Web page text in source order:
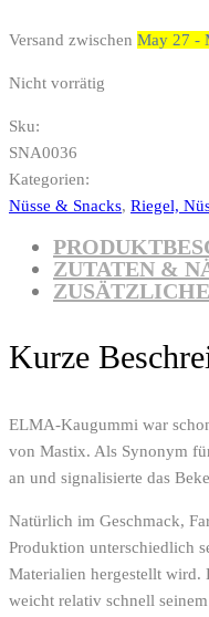
Versand zwischen May 27 -
Nicht vorrätig
Sku:
SNA0036
Kategorien:
Nüsse & Snacks, Riegel,
ZUTATEN &
Kurze
ELMA-Kaugummi war
von Mastix. Als Synonym
an und signalisierte das
Natürlich im Geschmack,
Produktion unterschiedlich
Materialien hergestellt wird.
weicht relativ schnell